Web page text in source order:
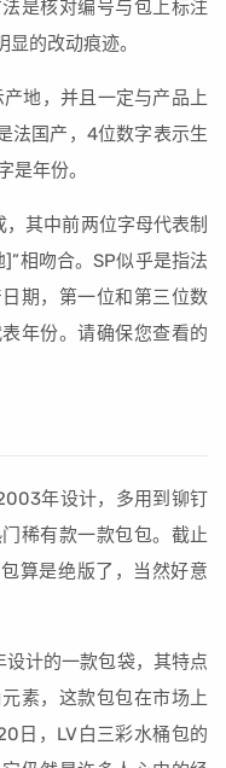
是核对编号与包上标注
的改动痕迹。
地，并且一定与产品上
法国产，4位数字表示生
是年份。
其中前两位字母代表制
相吻合。SP似乎是指法
期，第一位和第三位数
年份。请确保您查看的
年设计，多用到铆钉
稀有款一款包包。截止
算是绝版了，当然好意
计的一款包袋，其特点
素，这款包包在市场上
日，LV白三彩水桶包的